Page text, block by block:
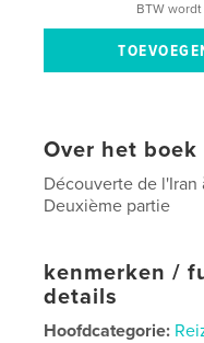
BTW
Over het boek
Découverte de
Deuxième partie
kenmerken /
details
Hoofdcategorie: